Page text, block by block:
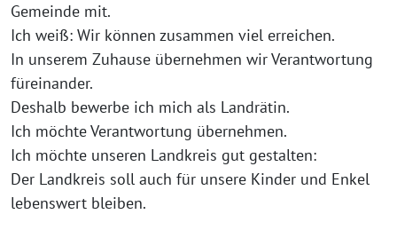
Gemeinde mit.
Ich weiß: Wir können zusammen viel erreichen.
In unserem Zuhause übernehmen wir Verantwortung
füreinander.
Deshalb bewerbe ich mich als Landrätin.
Ich möchte Verantwortung übernehmen.
Ich möchte unseren Landkreis gut gestalten:
Der Landkreis soll auch für unsere Kinder und Enkel
lebenswert bleiben.